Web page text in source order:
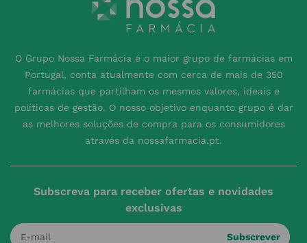
O Grupo Nossa Farmácia é o maior grupo de farmácias em
Portugal, conta atualmente com cerca de mais de 350
farmácias que partilham os mesmos valores, ideais e
políticas de gestão. O nosso objetivo enquanto grupo é dar
as melhores soluções de compra para os consumidores
através da nossafarmacia.pt.
Subscreva para receber ofertas e novidades
exclusivas
Subscrever